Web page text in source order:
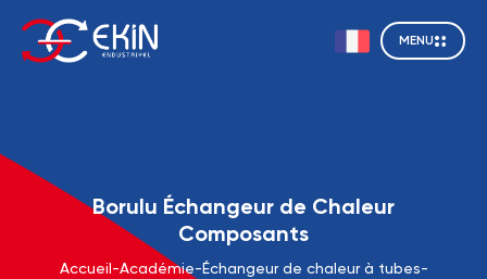
MENU
Borulu Échangeur de Chaleur
Composants
Accueil -Académie- Échangeur de chaleur à tubes-